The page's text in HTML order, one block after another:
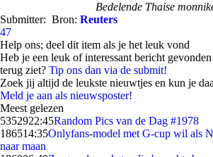
Bedelende Thaise
Submitter: Bron: Reuters
47
Help ons; deel dit item als je het leuk vond
Heb je een leuk of interessant bericht
terug ziet? Tip ons dan via de submit!
Zoek jij altijd de leukste nieuwtjes en kun je
Meld je aan als nieuwsposter!
Meest gelezen
5352922:45Random Pics van de Dag #1978
186514:35Onlyfans-model met G-cup wil als
naar maan